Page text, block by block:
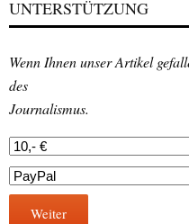
UNTERSTÜTZUNG
Wenn Ihnen unser Artikel
des
Journalismus.
Weiter